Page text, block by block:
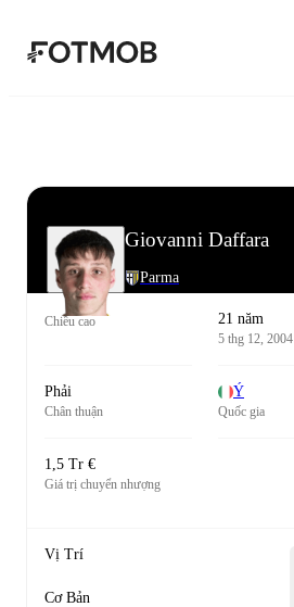
Giovanni Daffara
Parma
Chiều cao 21 năm
5 thg 12, 2004
Phải
Chân thuận
Ý
Quốc gia
1,5 Tr €
Giá trị chuyển nhượng
Vị Trí
Cơ Bản